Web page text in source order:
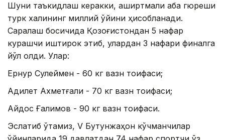
Шуни таъкидлаш керакки, аширтмали аба гюреши
турк халқининг миллий ўйини ҳисобланади.
Саралаш босқичида Қозоғистондан 5 нафар
курашчи иштирок этиб, улардан 3 нафари финалга
йўл олди. Улар:
Ернур Сулеймен - 60 кг вазн тоифаси;
Адилет Ахметғали - 70 кг вазн тоифаси;
Айдос Ғалимов - 90 кг вазн тоифаси.
Эслатиб ўтамиз, V Бутунжаҳон кўчманчилар